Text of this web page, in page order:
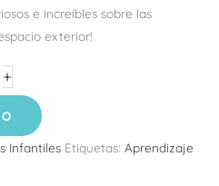
e increíbles sobre las
exterior!
+
Infantiles Etiquetas: Aprendizaje